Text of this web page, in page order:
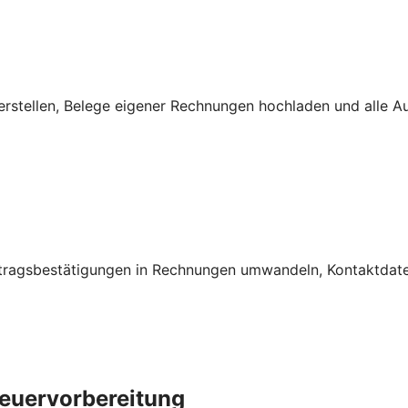
Belege eigener Rechnungen hochladen und alle
in Rechnungen umwandeln,